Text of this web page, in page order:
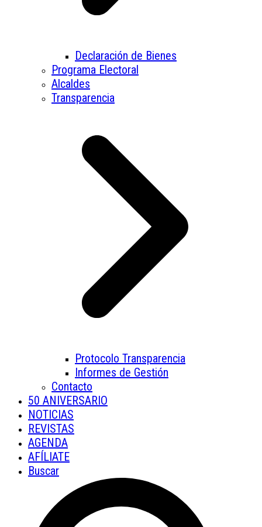
Declaración de Bienes
Programa Electoral
Alcaldes
Transparencia
Protocolo Transparencia
Informes de Gestión
Contacto
50 ANIVERSARIO
NOTICIAS
REVISTAS
AGENDA
AFÍLIATE
Buscar